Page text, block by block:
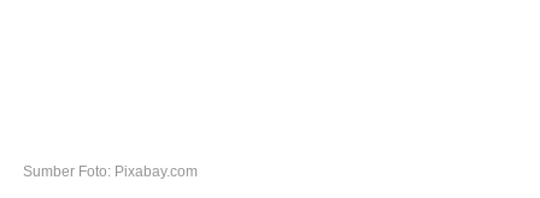
Sumber Foto: Pixabay.com